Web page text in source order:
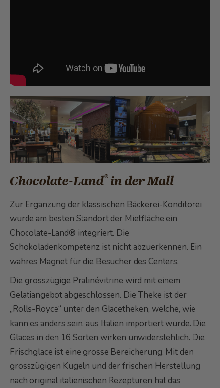
Chocolate-Land® in der Mall
Zur Ergänzung der klassischen Bäckerei-Konditorei
wurde am besten Standort der Mietfläche ein
Chocolate-Land® integriert. Die
Schokoladenkompetenz ist nicht abzuerkennen. Ein
wahres Magnet für die Besucher des Centers.
Die grosszügige Pralinévitrine wird mit einem
Gelatiangebot abgeschlossen. Die Theke ist der
„Rolls-Royce“ unter den Glacetheken, welche, wie
kann es anders sein, aus Italien importiert wurde. Die
Glaces in den 16 Sorten wirken unwiderstehlich. Die
Frischglace ist eine grosse Bereicherung. Mit den
grosszügigen Kugeln und der frischen Herstellung
nach original italienischen Rezepturen hat das